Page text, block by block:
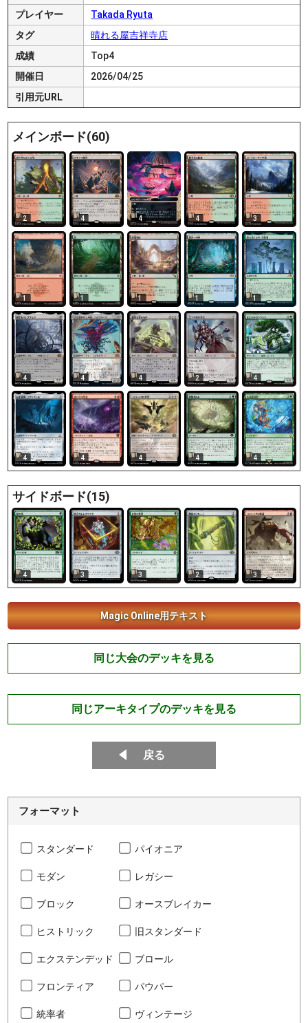
プレイヤー
Takada Ryuta
タグ
晴れる屋吉祥寺店
成績
Top4
開催日
2026/04/25
引用元URL
メインボード(60)
2 4 4 4 3
1 1 1 1 1
4 4 4 2 4
4 4 4 4 4
サイドボード(15)
4 3 3 2 3
Magic Online用テキスト
同じ大会のデッキを見る
同じアーキタイプのデッキを見る
戻る
フォーマット
スタンダード パイオニア
モダン レガシー
ブロック オースブレイカー
ヒストリック 旧スタンダード
エクステンデッド ブロール
フロンティア パウパー
統率者 ヴィンテージ